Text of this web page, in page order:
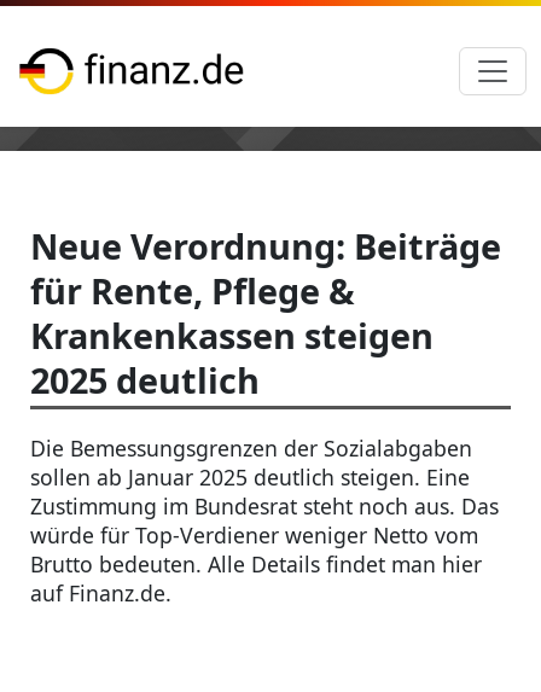
Neue Verordnung: Beiträge
für Rente, Pflege &
Krankenkassen steigen
2025 deutlich
Die Bemessungsgrenzen der Sozialabgaben
sollen ab Januar 2025 deutlich steigen. Eine
Zustimmung im Bundesrat steht noch aus. Das
würde für Top-Verdiener weniger Netto vom
Brutto bedeuten. Alle Details findet man hier
auf Finanz.de.